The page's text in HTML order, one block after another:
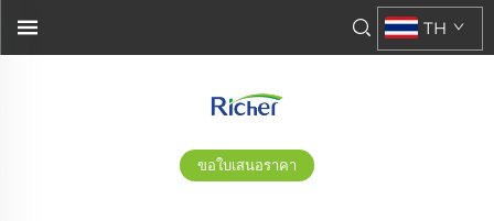
ขอใบเสนอราคา
TH